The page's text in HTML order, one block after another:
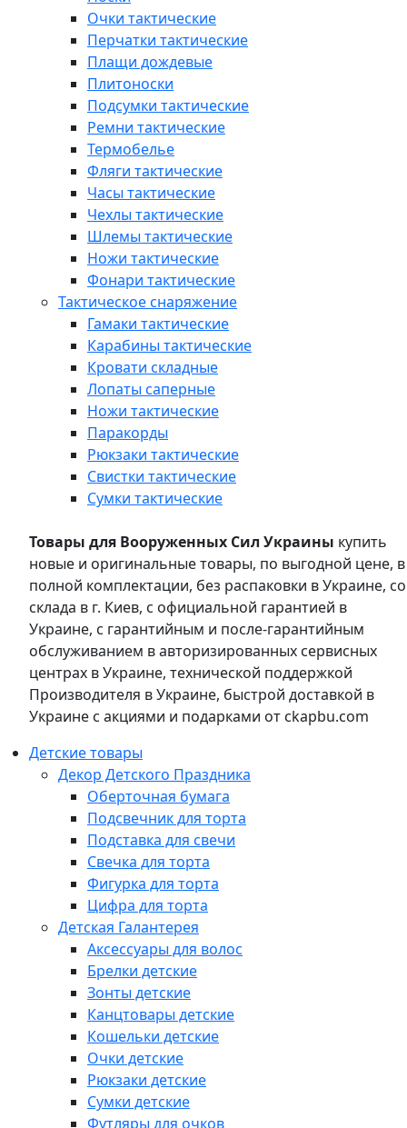
Очки тактические
Перчатки тактические
Плащи дождевые
Плитоноски
Подсумки тактические
Ремни тактические
Термобелье
Фляги тактические
Часы тактические
Чехлы тактические
Шлемы тактические
Ножи тактические
Фонари тактические
Тактическое снаряжение
Гамаки тактические
Карабины тактические
Кровати складные
Лопаты саперные
Ножи тактические
Паракорды
Рюкзаки тактические
Свистки тактические
Сумки тактические
Товары для Вооруженных Сил Украины купить
новые и оригинальные товары, по выгодной цене, в
полной комплектации, без распаковки в Украине, со
склада в г. Киев, с официальной гарантией в
Украине, с гарантийным и после-гарантийным
обслуживанием в авторизированных сервисных
центрах в Украине, технической поддержкой
Производителя в Украине, быстрой доставкой в
Украине с акциями и подарками от ckapbu.com
Детские товары
Декор Детского Праздника
Оберточная бумага
Подсвечник для торта
Подставка для свечи
Свечка для торта
Фигурка для торта
Цифра для торта
Детская Галантерея
Аксессуары для волос
Брелки детские
Зонты детские
Канцтовары детские
Кошельки детские
Очки детские
Рюкзаки детские
Сумки детские
Футляры для очков